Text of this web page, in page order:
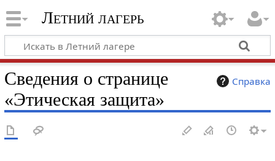
Летний лагерь
Справка
Сведения о странице
«Этическая защита»